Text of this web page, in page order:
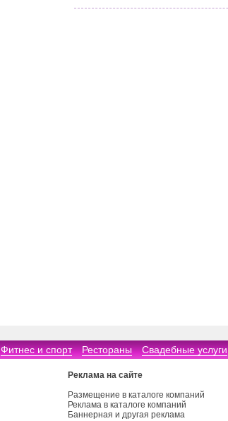
Фитнес и спорт Рестораны Свадебные услуги
Реклама на сайте
Размещение в каталоге компаний
Реклама в каталоге компаний
Баннерная и другая реклама